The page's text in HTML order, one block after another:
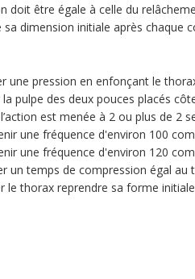
doit être égale à celle du
dimension initiale après
une pression en enfonçant le
la pulpe des deux pouces placés
est menée à 2 ou plus de 2
une fréquence d'environ 100
une fréquence d'environ 120
un temps de compression égal
le thorax reprendre sa forme